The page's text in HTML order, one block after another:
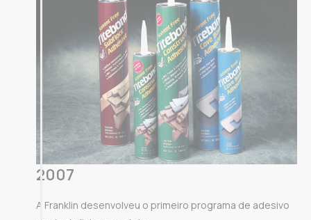
2007
A Franklin desenvolveu o primeiro programa de adesivo